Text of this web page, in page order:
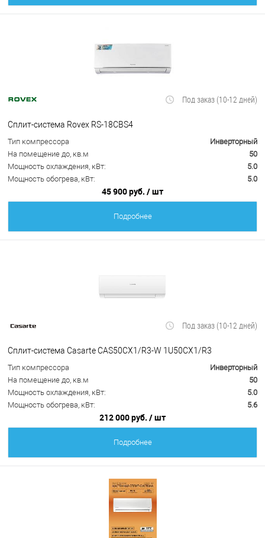
Под заказ (10-12 дней)
Сплит-система Rovex RS-18CBS4
Тип компрессора
Инверторный
На помещение до, кв.м
50
Мощность охлаждения, кВт:
5.0
Мощность обогрева, кВт:
5.0
45 900 руб. / шт
Подробнее
Под заказ (10-12 дней)
Сплит-система Casarte CAS50CX1/R3-W 1U50CX1/R3
Тип компрессора
Инверторный
На помещение до, кв.м
50
Мощность охлаждения, кВт:
5.0
Мощность обогрева, кВт:
5.6
212 000 руб. / шт
Подробнее